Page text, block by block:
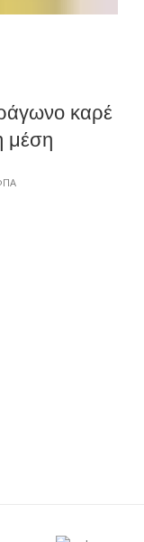
καρέ
μέση